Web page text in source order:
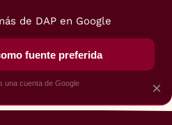
×
de DAP en Google
fuente preferida
una cuenta de Google